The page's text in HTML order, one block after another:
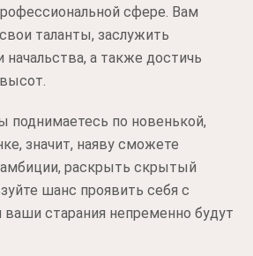
сфере. Вам
таланты, заслужить
начальства, а также достичь
поднимаетесь по новенькой,
значит, наяву сможете
раскрыть скрытый
шанс проявить себя с
старания непременно будут